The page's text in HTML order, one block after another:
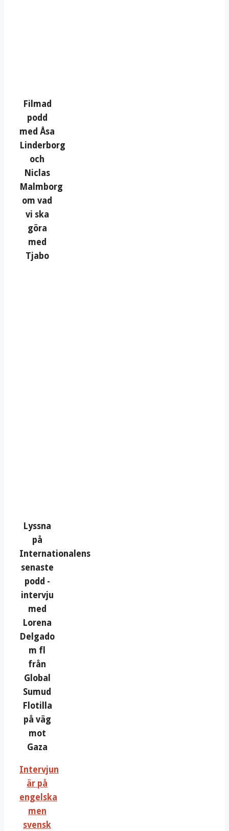
Filmad
podd
med Åsa
Linderborg
och
Niclas
Malmborg
om vad
vi ska
göra
med
Tjabo
Lyssna
på
Internationalens
senaste
podd -
intervju
med
Lorena
Delgado
m fl
från
Global
Sumud
Flotilla
på väg
mot
Gaza
Intervjun
är på
engelska
men
svensk